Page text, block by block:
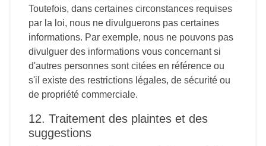
Toutefois, dans certaines circonstances requises
par la loi, nous ne divulguerons pas certaines
informations. Par exemple, nous ne pouvons pas
divulguer des informations vous concernant si
d'autres personnes sont citées en référence ou
s'il existe des restrictions légales, de sécurité ou
de propriété commerciale.
12. Traitement des plaintes et des
suggestions